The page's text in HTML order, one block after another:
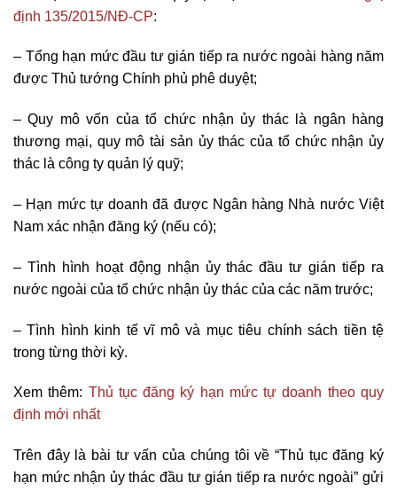
định 135/2015/NĐ-CP:
– Tổng hạn mức đầu tư gián tiếp ra nước ngoài hàng năm
được Thủ tướng Chính phủ phê duyệt;
– Quy mô vốn của tổ chức nhận ủy thác là ngân hàng
thương mại, quy mô tài sản ủy thác của tổ chức nhận ủy
thác là công ty quản lý quỹ;
– Hạn mức tự doanh đã được Ngân hàng Nhà nước Việt
Nam xác nhận đăng ký (nếu có);
– Tình hình hoạt động nhận ủy thác đầu tư gián tiếp ra
nước ngoài của tổ chức nhận ủy thác của các năm trước;
– Tình hình kinh tế vĩ mô và mục tiêu chính sách tiền tệ
trong từng thời kỳ.
Xem thêm: Thủ tục đăng ký hạn mức tự doanh theo quy
định mới nhất
Trên đây là bài tư vấn của chúng tôi về “Thủ tục đăng ký
hạn mức nhận ủy thác đầu tư gián tiếp ra nước ngoài” gửi